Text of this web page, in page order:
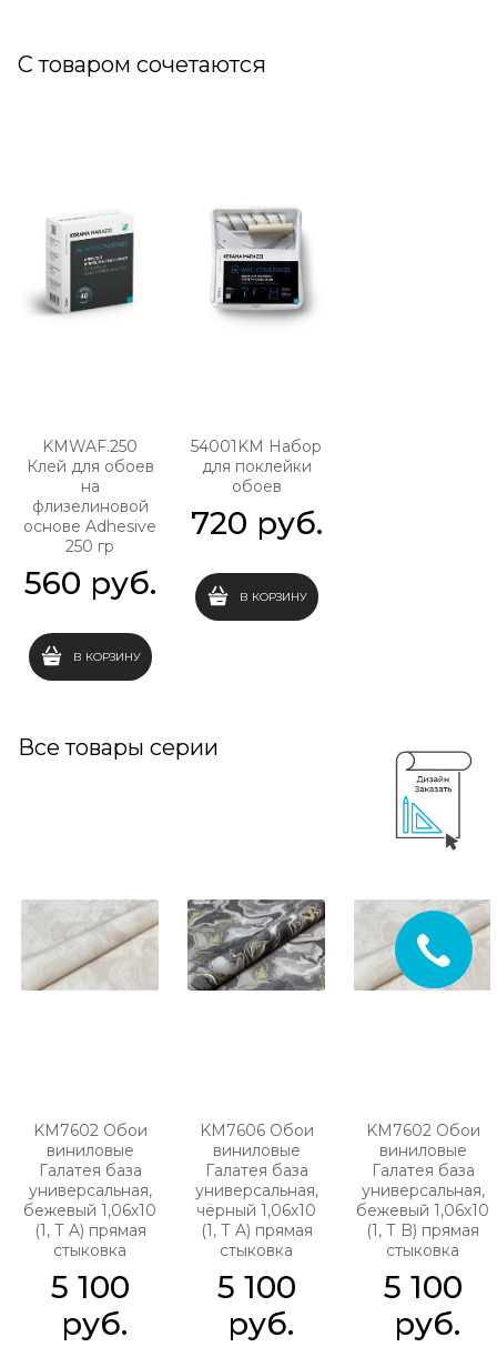
С товаром сочетаются
KMWAF.250
Клей для обоев
на
флизелиновой
основе Adhesive
250 гр
560 руб.
В КОРЗИНУ
54001KM Набор
для поклейки
обоев
720 руб.
В КОРЗИНУ
Все товары серии
KM7602 Обои
виниловые
Галатея база
универсальная,
бежевый 1,06х10
(1, Т A) прямая
стыковка
5 100
руб.
KM7606 Обои
виниловые
Галатея база
универсальная,
чёрный 1,06х10
(1, Т A) прямая
стыковка
5 100
руб.
KM7602 Обои
виниловые
Галатея база
универсальная,
бежевый 1,06х10
(1, Т B) прямая
стыковка
5 100
руб.